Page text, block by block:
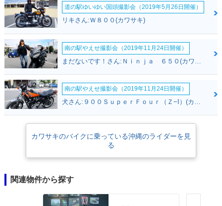
ーウェイトレシオ0.2kW/kg以下という条件があり、かつ、35kWの2倍を
越える車両から製造されたものではないという条件も加えられていた。つ
まり、A2ライセンス所有者向けに、35kWの出力を持つ車両を販売するた
めには、70kWの出力を持つベース車両が必用になる、ということにな
る。ZR800C/Dのエンジン出力が70kWであったのは、そのためだった。
道の駅ゆいゆい国頭撮影会（2019年5月26日開催）
リキさん:Ｗ８００(カワサキ)
南の駅やえせ撮影会（2019年11月24日開催）
南の駅やえせ撮影会（2019年11月24日開催）
カワサキのバイクに乗っている沖縄のライダーを見
る
関連物件から探す